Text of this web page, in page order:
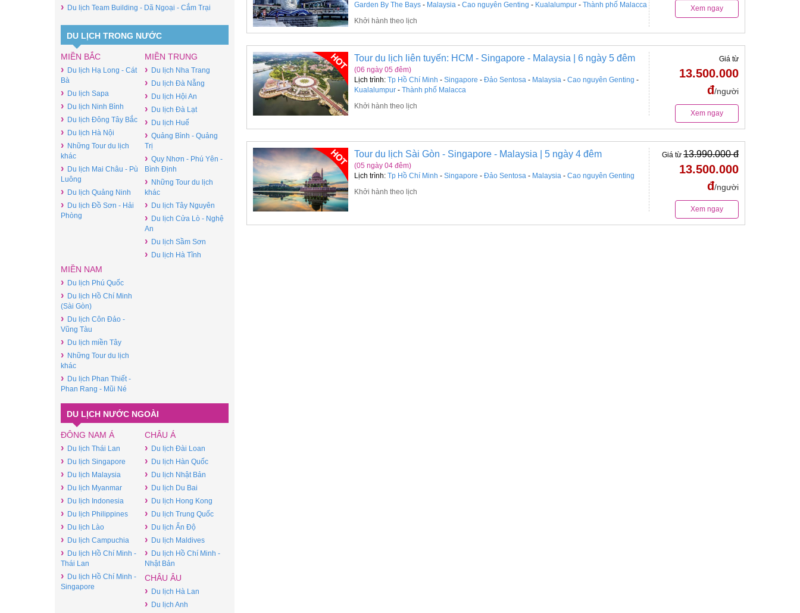
› Du lịch Team Building - Dã Ngoại - Cắm Trại
DU LỊCH TRONG NƯỚC
MIỀN BẮC
› Du lịch Hạ Long - Cát
Bà
› Du lịch Sapa
› Du lịch Ninh Bình
› Du lịch Đông Tây Bắc
› Du lịch Hà Nội
› Những Tour du lịch
khác
› Du lịch Mai Châu - Pù
Luông
› Du lịch Quảng Ninh
› Du lịch Đồ Sơn - Hải
Phòng
MIỀN TRUNG
› Du lịch Nha Trang
› Du lịch Đà Nẵng
› Du lịch Hội An
› Du lịch Đà Lạt
› Du lịch Huế
› Quảng Bình - Quảng
Trị
› Quy Nhơn - Phú Yên -
Bình Định
› Những Tour du lịch
khác
› Du lịch Tây Nguyên
› Du lịch Cửa Lò - Nghệ
An
› Du lịch Sầm Sơn
› Du lịch Hà Tĩnh
MIỀN NAM
› Du lịch Phú Quốc
› Du lịch Hồ Chí Minh
(Sài Gòn)
› Du lịch Côn Đảo -
Vũng Tàu
› Du lịch miền Tây
› Những Tour du lịch
khác
› Du lịch Phan Thiết -
Phan Rang - Mũi Né
DU LỊCH NƯỚC NGOÀI
ĐÔNG NAM Á
› Du lịch Thái Lan
› Du lịch Singapore
› Du lịch Malaysia
› Du lịch Myanmar
› Du lịch Indonesia
› Du lịch Philippines
› Du lịch Lào
› Du lịch Campuchia
› Du lịch Hồ Chí Minh -
Thái Lan
› Du lịch Hồ Chí Minh -
Singapore
CHÂU Á
› Du lịch Đài Loan
› Du lịch Hàn Quốc
› Du lịch Nhật Bản
› Du lịch Du Bai
› Du lịch Hong Kong
› Du lịch Trung Quốc
› Du lịch Ấn Độ
› Du lịch Maldives
› Du lịch Hồ Chí Minh -
Nhật Bản
CHÂU ÂU
› Du lịch Hà Lan
› Du lịch Anh
Garden By The Bays - Malaysia - Cao nguyên Genting - Kualalumpur - Thành phố Malacca
Khởi hành theo lịch
Xem ngay
Tour du lịch liên tuyến: HCM - Singapore - Malaysia | 6 ngày 5 đêm
(06 ngày 05 đêm)
Lịch trình: Tp Hồ Chí Minh - Singapore - Đảo Sentosa - Malaysia - Cao nguyên Genting -
Kualalumpur - Thành phố Malacca
Khởi hành theo lịch
Giá từ
13.500.000
đ/người
Xem ngay
Tour du lịch Sài Gòn - Singapore - Malaysia | 5 ngày 4 đêm
(05 ngày 04 đêm)
Lịch trình: Tp Hồ Chí Minh - Singapore - Đảo Sentosa - Malaysia - Cao nguyên Genting
Khởi hành theo lịch
Giá từ 13.990.000 đ
13.500.000
đ/người
Xem ngay